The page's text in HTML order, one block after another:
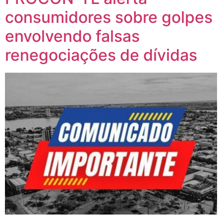
consumidores sobre golpes
envolvendo falsas
renegociações de dívidas